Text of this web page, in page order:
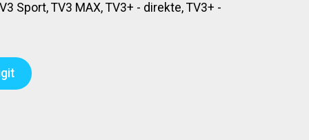
Sport, TV3 MAX, TV3+ - direkte, TV3+ -